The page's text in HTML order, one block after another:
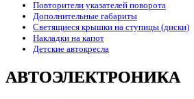
Повторители указателей поворота
Дополнительные габариты
Светящиеся крышки на ступицы (диски)
Накладки на капот
Детские автокресла
АВТОЭЛЕКТРОНИКА